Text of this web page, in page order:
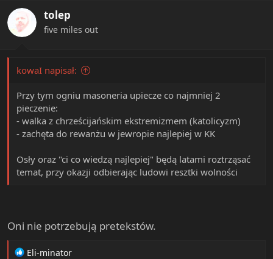
tolep
five miles out
kowaI napisał:
Przy tym ogniu masoneria upiecze co najmniej 2
pieczenie:
- walka z chrześcijańskim ekstremizmem (katolicyzm)
- zachęta do rewanżu w jewropie najlepiej w KK
Osły oraz "ci co wiedzą najlepiej" będą latami roztrząsać
temat, przy okazji odbierając ludowi resztki wolności
Oni nie potrzebują pretekstów.
R
Eli-minator